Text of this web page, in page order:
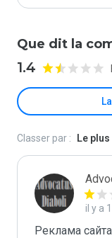
Que dit la
1.4
Classer par : Le
il y a
Реклама